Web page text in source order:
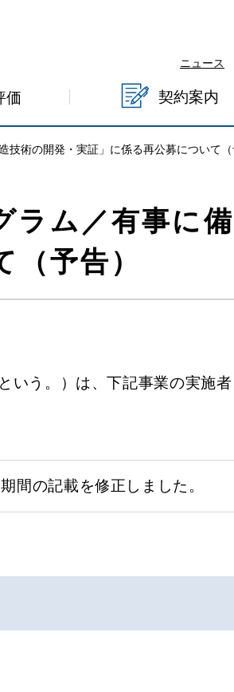
ニュース
価 契約案内
技術の開発・実証」に係る再公募について（
ラム／有事に
予告）
う。）は、下記事業の実施
間の記載を修正しました。